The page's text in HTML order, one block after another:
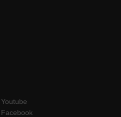
Media-Plattformen werden
von externen Medien akzeptiert
Inhalte keiner manuellen Einwilligung